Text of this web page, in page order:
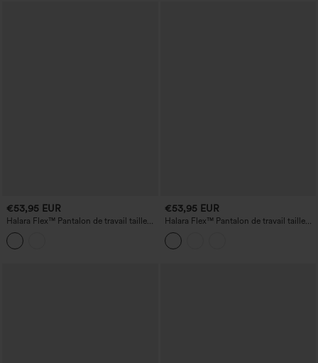
€53,95 EUR
Halara Flex™ Pantalon de travail taille
haute « paper bag », ceinturé, avec
poches et jambes larges
€53,95 EUR
Halara Flex™ Pantalon de travail taille
haute avec poches zippées et coupe
droite